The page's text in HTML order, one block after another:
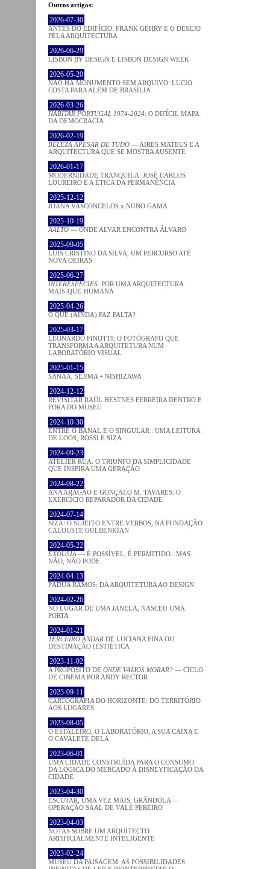
Outros artigos:
2026-07-30
ANTES DO EDIFÍCIO: FRANK GEHRY E O DESEJO
PELA ARQUITECTURA
2026-06-29
LISBON BY DESIGN E LISBON DESIGN WEEK
2026-05-20
NÃO HÁ MONUMENTO SEM ARQUIVO: LUCIO
COSTA PARA ALÉM DE BRASÍLIA
2026-03-26
HABITAR PORTUGAL 1974-2024: O DIFÍCIL MAPA
DA DEMOCRACIA
2026-02-19
BELEZA APESAR DE TUDO — AIRES MATEUS E A
ARQUITECTURA QUE SE MOSTRA AUSENTE
2026-01-17
MODERNIDADE TRANQUILA. JOSÉ CARLOS
LOUREIRO E A ÉTICA DA PERMANÊNCIA
2025-12-12
JOANA VASCONCELOS x NUNO GAMA
2025-10-19
AALTO — ONDE ALVAR ENCONTRA ÁLVARO
2025-09-05
LUÍS CRISTINO DA SILVA, UM PERCURSO ATÉ
NOVA OEIRAS
2025-06-27
INTERESPECIES . POR UMA ARQUITECTURA
MAIS-QUE-HUMANA
2025-04-26
O QUE (AINDA) FAZ FALTA?
2025-03-17
LEONARDO FINOTTI: O FOTÓGRAFO QUE
TRANSFORMA A ARQUITETURA NUM
LABORATÓRIO VISUAL
2025-01-15
SANAA, SEJIMA + NISHIZAWA
2024-12-12
REVISITAR RAÚL HESTNES FERREIRA DENTRO E
FORA DO MUSEU
2024-10-30
ENTRE O BANAL E O SINGULAR : UMA LEITURA
DE LOOS, ROSSI E SIZA
2024-09-23
ATELIER RUA: O TRIUNFO DA SIMPLICIDADE
QUE INSPIRA UMA GERAÇÃO
2024-08-22
ANA ARAGÃO E GONÇALO M. TAVARES: O
EXERCÍCIO REPARADOR DA CIDADE
2024-07-14
SIZA: O SUJEITO ENTRE VERBOS, NA FUNDAÇÃO
CALOUSTE GULBENKIAN
2024-05-22
EXOUSIA — É POSSÍVEL, É PERMITIDO...MAS
NÃO, NÃO PODE
2024-04-13
PÁDUA RAMOS: DA ARQUITETURA AO DESIGN
2024-02-26
NO LUGAR DE UMA JANELA, NASCEU UMA
PORTA
2024-01-21
TERCEIRO ANDAR DE LUCIANA FINA OU
DESTINAÇÃO (EST)ÉTICA
2023-11-02
A PROPÓSITO DE ONDE VAMOS MORAR? — CICLO
DE CINEMA POR ANDY RECTOR
2023-09-11
CARTOGRAFIA DO HORIZONTE: DO TERRITÓRIO
AOS LUGARES
2023-08-05
O ESTALEIRO, O LABORATÓRIO, A SUA CAIXA E
O CAVALETE DELA
2023-06-01
UMA CIDADE CONSTRUÍDA PARA O CONSUMO:
DA LÓGICA DO MERCADO À DISNEYFICAÇÃO DA
CIDADE
2023-04-30
ESCUTAR, UMA VEZ MAIS, GRÂNDOLA —
OPERAÇÃO SAAL DE VALE PEREIRO
2023-04-03
NOTAS SOBRE UM ARQUITECTO
ARTIFICIALMENTE INTELIGENTE
2023-02-24
MUSEU DA PAISAGEM. AS POSSIBILIDADES